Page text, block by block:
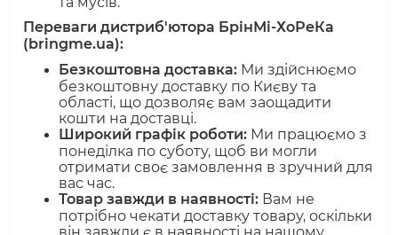
Переваги дистриб'ютора БрінМі-ХоРеКа
(bringme.ua):
Безкоштовна доставка: Ми здійснюємо
безкоштовну доставку по Києву та
області, що дозволяє вам заощадити
кошти на доставці.
Широкий графік роботи: Ми працюємо з
понеділка по суботу, щоб ви могли
отримати своє замовлення в зручний для
вас час.
Товар завжди в наявності: Вам не
потрібно чекати доставку товару, оскільки
він завжди є в наявності на нашому